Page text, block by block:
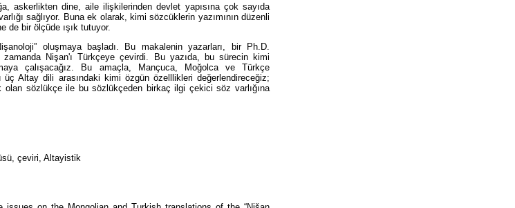
askerlikten dine, aile ilişkilerinden devlet yapısına çok sayıda
sağlıyor. Buna ek olarak, kimi sözcüklerin yazımının düzenli
de bir ölçüde ışık tutuyor.
oluşmaya başladı. Bu makalenin yazarları, bir Ph.D.
zamanda Nişan'ı Türkçeye çevirdi. Bu yazıda, bu sürecin kimi
çalışacağız. Bu amaçla, Mançuca, Moğolca ve Türkçe
Altay dili arasındaki kimi özgün özelllikleri değerlendireceğiz;
olan sözlükçe ile bu sözlükçeden birkaç ilgi çekici söz varlığına
çeviri, Altayistik